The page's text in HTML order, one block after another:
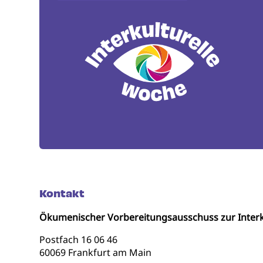
Kontakt
Ökumenischer Vorbereitungsausschuss zur
Postfach 16 06 46
60069 Frankfurt am Main